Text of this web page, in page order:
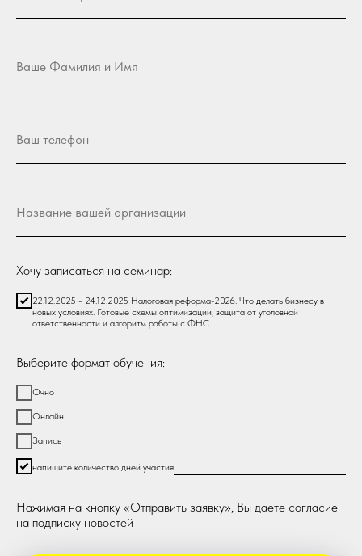
Хочу записаться на семинар:
22.12.2025 - 24.12.2025 Налоговая реформа-2026. Что делать бизнесу в
новых условиях. Готовые схемы оптимизации, защита от уголовной
ответственности и алгоритм работы с ФНС
Выберите формат обучения:
Очно
Онлайн
Запись
напишите количество дней участия
Нажимая на кнопку «Отправить заявку», Вы даете согласие
на подписку новостей